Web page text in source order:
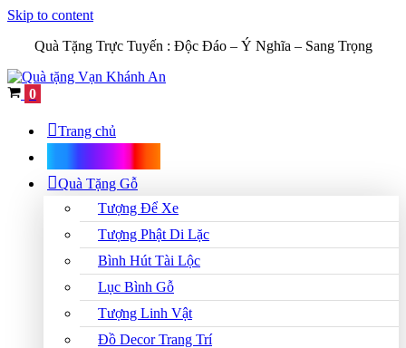
Skip to content
Quà Tặng Trực Tuyến : Độc Đáo – Ý Nghĩa – Sang Trọng
Cart
0
Trang chủ
Quà Tặng Gỗ
Tượng Để Xe
Tượng Phật Di Lặc
Bình Hút Tài Lộc
Lục Bình Gỗ
Tượng Linh Vật
Đồ Decor Trang Trí